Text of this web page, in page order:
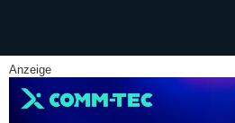
Anzeige